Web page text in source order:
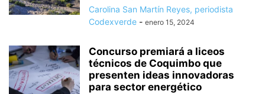
Carolina San Martín Reyes, periodista
Codexverde - enero 15, 2024
Concurso premiará a liceos
técnicos de Coquimbo que
presenten ideas innovadoras
para sector energético